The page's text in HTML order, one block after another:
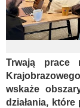
Trwają prace
wskaże
działania,